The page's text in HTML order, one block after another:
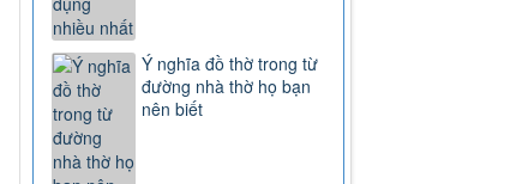
Ý nghĩa đồ thờ trong từ
đường nhà thờ họ bạn
nên biết